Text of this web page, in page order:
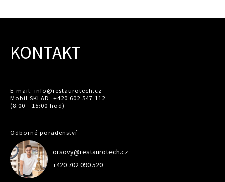
KONTAKT
E-mail: info@restaurotech.cz
Mobil SKLAD: +420 602 547 112
(8:00 - 15:00 hod)
Odborné poradenství
orsovy@restaurotech.cz
+420 702 090 520